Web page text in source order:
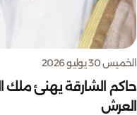
الخميس 30 يوليو 2026
حاكم الشارقة يهنئ ملك
العرش